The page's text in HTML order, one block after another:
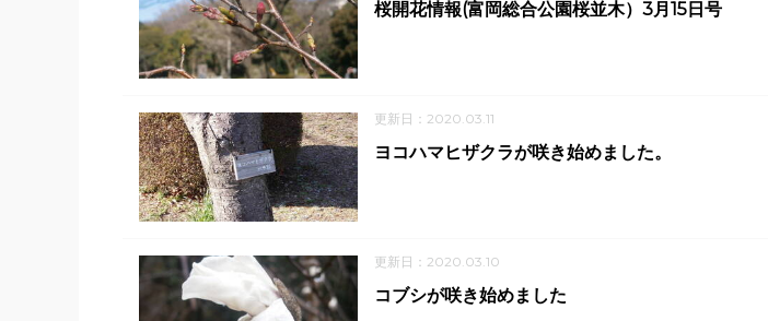
桜開花情報(富岡総合公園桜並木）3月15日号
更新日：2020.03.11
ヨコハマヒザクラが咲き始めました。
更新日：2020.03.10
コブシが咲き始めました